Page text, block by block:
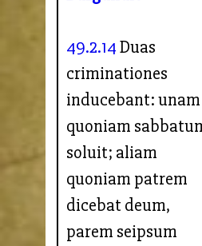
49.2.14Duas
criminationes
inducebant: unam
quoniam
soluit; aliam
quoniam patrem
dicebat deum,
parem seipsum